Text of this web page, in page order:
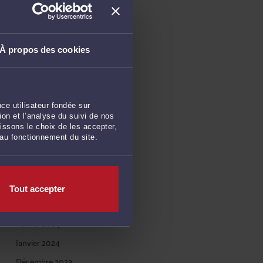
À propos des cookies
utilisateur fondée sur
et l’analyse du suivi de nos
le choix de les accepter,
fonctionnement du site.
Tout accepter
Avril 2026
Mars 2026
Janvier 2026
Décembre 2025
Octobre 2025
Août 2025
Mai 2024
Avril 2024
Février 2024
Janvier 2024